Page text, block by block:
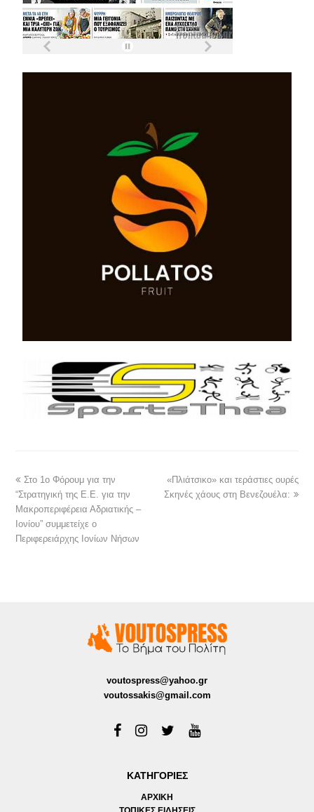
Στο 1ο Φόρουμ για την
“Στρατηγική της Ε.Ε. για την
Μακροπεριφέρεια Αδριατικής –
Ιονίου” συμμετείχε ο
Περιφερειάρχης Ιονίων Νήσων
«Πλιάτσικο» και τεράστιες ουρές
Σκηνές χάους στη Βενεζουέλα:
voutospress@yahoo.gr
voutossakis@gmail.com
ΚΑΤΗΓΟΡΙΕΣ
ΑΡΧΙΚΗ